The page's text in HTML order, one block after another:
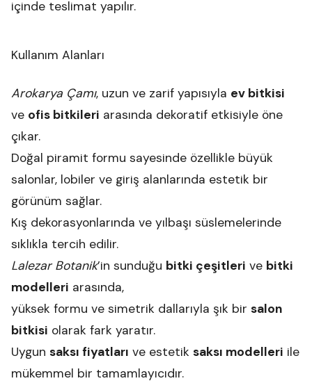
içinde teslimat yapılır.
Kullanım Alanları
Arokarya Çamı, uzun ve zarif yapısıyla ev bitkisi
ve ofis bitkileri arasında dekoratif etkisiyle öne
çıkar.
Doğal piramit formu sayesinde özellikle büyük
salonlar, lobiler ve giriş alanlarında estetik bir
görünüm sağlar.
Kış dekorasyonlarında ve yılbaşı süslemelerinde
sıklıkla tercih edilir.
Lalezar Botanik’in sunduğu bitki çeşitleri ve bitki
modelleri arasında,
yüksek formu ve simetrik dallarıyla şık bir salon
bitkisi olarak fark yaratır.
Uygun saksı fiyatları ve estetik saksı modelleri ile
mükemmel bir tamamlayıcıdır.